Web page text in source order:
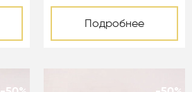
Подробнее